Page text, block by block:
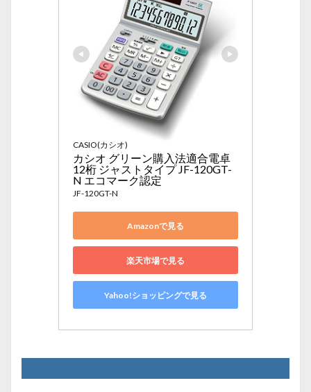
CASIO(カシオ)
カシオ グリーン購入法適合電卓
12桁 ジャストタイプ JF-120GT-
N エコマーク認定
JF-120GT-N
Amazonで見る
楽天市場で見る
Yahoo!ショッピングで見る